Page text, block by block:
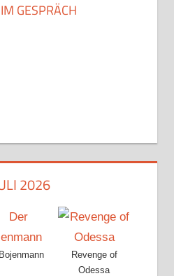
GESPRÄCH
2026
Revenge of
Odessa